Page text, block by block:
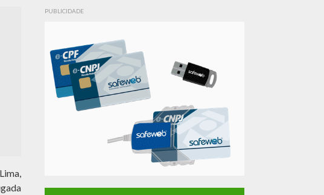
PUBLICIDADE